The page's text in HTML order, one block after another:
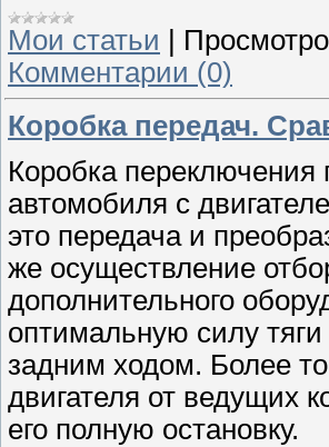
Мои статьи
Комментарии (0)
Коробка передач.
Коробка
автомобиля с
это передача и
же осуществление
дополнительного
оптимальную силу
задним ходом. Более
двигателя от ведущих
его полную остановку.